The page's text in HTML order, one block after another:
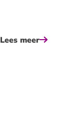
Lees meerover